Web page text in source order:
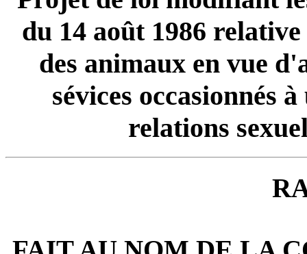
du 14 août 1986
des animaux en vue
sévices occasionnés
relations